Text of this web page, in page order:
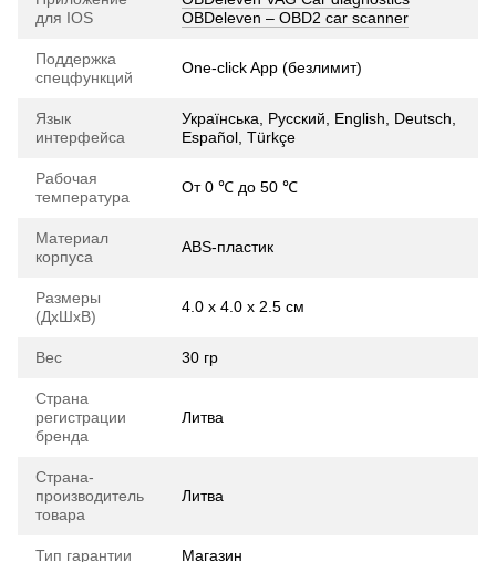
для IOS
OBDeleven – OBD2 car scanner
Поддержка
спецфункций
One-click App (безлимит)
Язык
интерфейса
Українська, Русский, English, Deutsch,
Español, Türkçe
Рабочая
температура
От 0 ℃ до 50 ℃
Материал
корпуса
ABS-пластик
Размеры
(ДхШхВ)
4.0 х 4.0 х 2.5 см
Вес 30 гр
Страна
регистрации
бренда
Литва
Страна-
производитель
товара
Литва
Тип гарантии Магазин